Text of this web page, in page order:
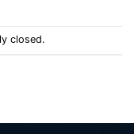
closed.